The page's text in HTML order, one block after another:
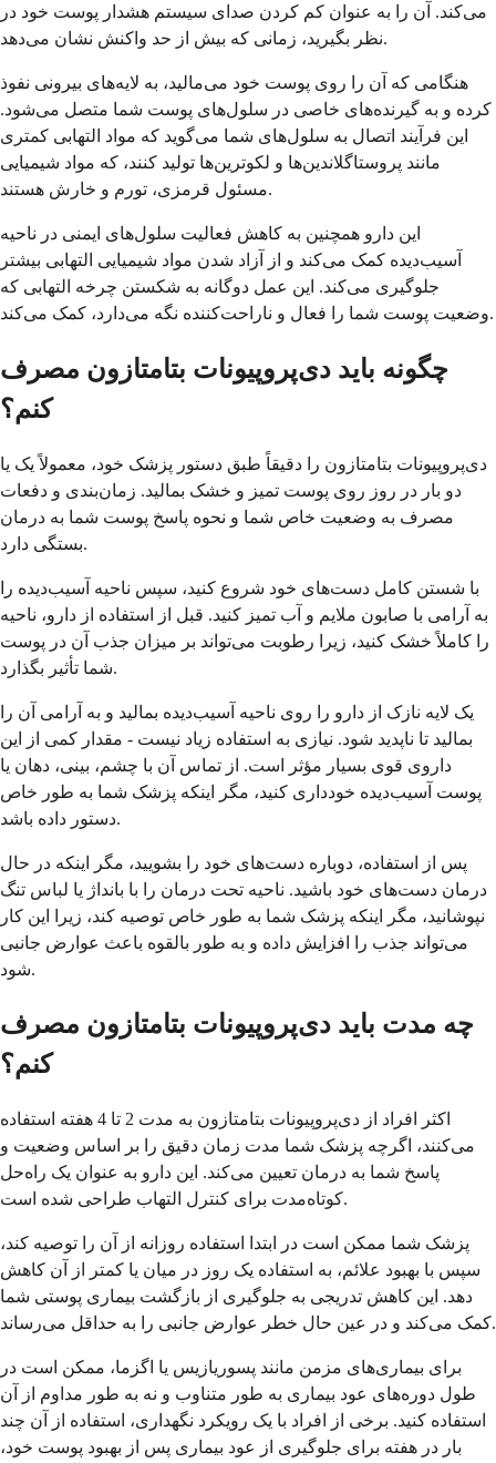
می‌کند. آن را به عنوان کم کردن صدای سیستم هشدار پوست خود در
نظر بگیرید، زمانی که بیش از حد واکنش نشان می‌دهد.
هنگامی که آن را روی پوست خود می‌مالید، به لایه‌های بیرونی نفوذ
کرده و به گیرنده‌های خاصی در سلول‌های پوست شما متصل می‌شود.
این فرآیند اتصال به سلول‌های شما می‌گوید که مواد التهابی کمتری
مانند پروستاگلاندین‌ها و لکوترین‌ها تولید کنند، که مواد شیمیایی
مسئول قرمزی، تورم و خارش هستند.
این دارو همچنین به کاهش فعالیت سلول‌های ایمنی در ناحیه
آسیب‌دیده کمک می‌کند و از آزاد شدن مواد شیمیایی التهابی بیشتر
جلوگیری می‌کند. این عمل دوگانه به شکستن چرخه التهابی که
وضعیت پوست شما را فعال و ناراحت‌کننده نگه می‌دارد، کمک می‌کند.
چگونه باید دی‌پروپیونات بتامتازون مصرف
کنم؟
دی‌پروپیونات بتامتازون را دقیقاً طبق دستور پزشک خود، معمولاً یک یا
دو بار در روز روی پوست تمیز و خشک بمالید. زمان‌بندی و دفعات
مصرف به وضعیت خاص شما و نحوه پاسخ پوست شما به درمان
بستگی دارد.
با شستن کامل دست‌های خود شروع کنید، سپس ناحیه آسیب‌دیده را
به آرامی با صابون ملایم و آب تمیز کنید. قبل از استفاده از دارو، ناحیه
را کاملاً خشک کنید، زیرا رطوبت می‌تواند بر میزان جذب آن در پوست
شما تأثیر بگذارد.
یک لایه نازک از دارو را روی ناحیه آسیب‌دیده بمالید و به آرامی آن را
بمالید تا ناپدید شود. نیازی به استفاده زیاد نیست - مقدار کمی از این
داروی قوی بسیار مؤثر است. از تماس آن با چشم، بینی، دهان یا
پوست آسیب‌دیده خودداری کنید، مگر اینکه پزشک شما به طور خاص
دستور داده باشد.
پس از استفاده، دوباره دست‌های خود را بشویید، مگر اینکه در حال
درمان دست‌های خود باشید. ناحیه تحت درمان را با بانداژ یا لباس تنگ
نپوشانید، مگر اینکه پزشک شما به طور خاص توصیه کند، زیرا این کار
می‌تواند جذب را افزایش داده و به طور بالقوه باعث عوارض جانبی
شود.
چه مدت باید دی‌پروپیونات بتامتازون مصرف
کنم؟
اکثر افراد از دی‌پروپیونات بتامتازون به مدت 2 تا 4 هفته استفاده
می‌کنند، اگرچه پزشک شما مدت زمان دقیق را بر اساس وضعیت و
پاسخ شما به درمان تعیین می‌کند. این دارو به عنوان یک راه‌حل
کوتاه‌مدت برای کنترل التهاب طراحی شده است.
پزشک شما ممکن است در ابتدا استفاده روزانه از آن را توصیه کند،
سپس با بهبود علائم، به استفاده یک روز در میان یا کمتر از آن کاهش
دهد. این کاهش تدریجی به جلوگیری از بازگشت بیماری پوستی شما
کمک می‌کند و در عین حال خطر عوارض جانبی را به حداقل می‌رساند.
برای بیماری‌های مزمن مانند پسوریازیس یا اگزما، ممکن است در
طول دوره‌های عود بیماری به طور متناوب و نه به طور مداوم از آن
استفاده کنید. برخی از افراد با یک رویکرد نگهداری، استفاده از آن چند
بار در هفته برای جلوگیری از عود بیماری پس از بهبود پوست خود،